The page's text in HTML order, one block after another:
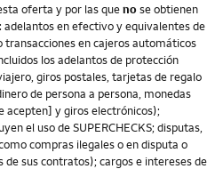
oferta y por las quenose obtienen
adelantos en efectivo y equivalentes de
en cajeros automáticos
los adelantos de protección
giros postales, tarjetas de regalo
de persona a persona, monedas
acepten] y giros electrónicos);
el uso de SUPERCHECKS; disputas,
compras ilegales o en disputa o
sus contratos); cargos e intereses de